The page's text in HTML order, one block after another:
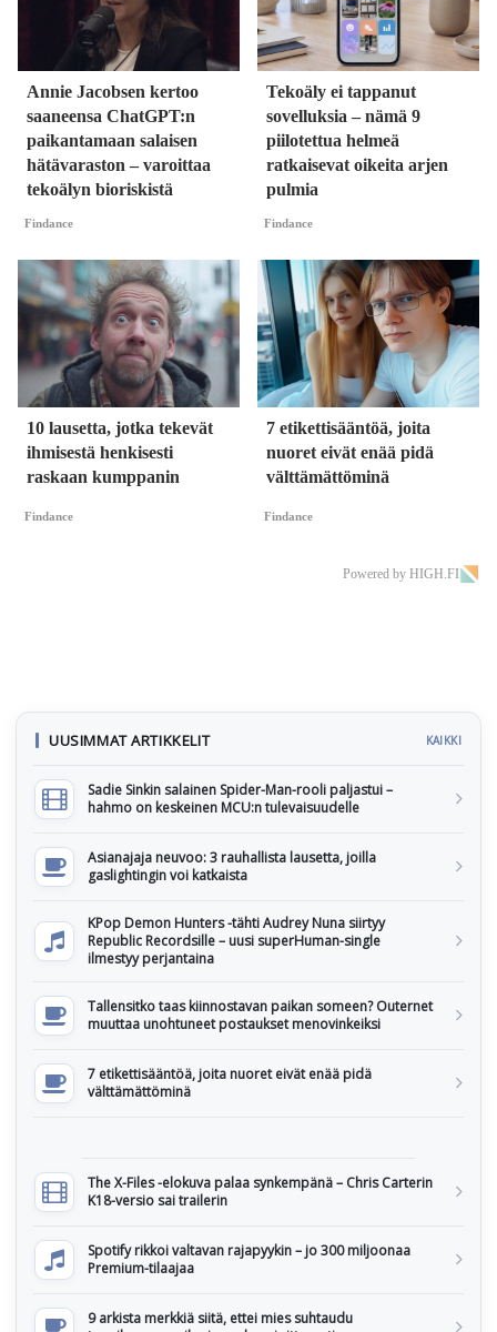
Annie Jacobsen kertoo
saaneensa ChatGPT:n
paikantamaan salaisen
hätävaraston – varoittaa
tekoälyn bioriskistä
Findance
Tekoäly ei tappanut
sovelluksia – nämä 9
piilotettua helmeä
ratkaisevat oikeita arjen
pulmia
Findance
10 lausetta, jotka tekevät
ihmisestä henkisesti
raskaan kumppanin
Findance
7 etikettisääntöä, joita
nuoret eivät enää pidä
välttämättöminä
Findance
Powered by HIGH.FI
UUSIMMAT ARTIKKELIT KAIKKI
Sadie Sinkin salainen Spider-Man-rooli paljastui –
hahmo on keskeinen MCU:n tulevaisuudelle
Asianajaja neuvoo: 3 rauhallista lausetta, joilla
gaslightingin voi katkaista
KPop Demon Hunters -tähti Audrey Nuna siirtyy
Republic Recordsille – uusi superHuman-single
ilmestyy perjantaina
Tallensitko taas kiinnostavan paikan someen? Outernet
muuttaa unohtuneet postaukset menovinkeiksi
7 etikettisääntöä, joita nuoret eivät enää pidä
välttämättöminä
The X-Files -elokuva palaa synkempänä – Chris Carterin
K18-versio sai trailerin
Spotify rikkoi valtavan rajapyykin – jo 300 miljoonaa
Premium-tilaajaa
9 arkista merkkiä siitä, ettei mies suhtaudu